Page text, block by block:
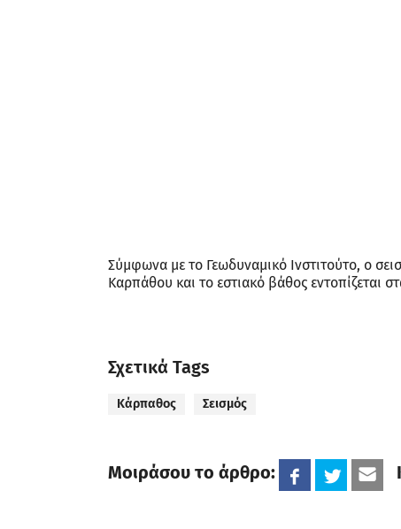
Σύμφωνα με το Γεωδυναμικό Ινστιτούτο, ο
Καρπάθου και το εστιακό βάθος εντοπίζεται
Σχετικά Tags
Κάρπαθος Σεισμός
Μοιράσου το άρθρο: